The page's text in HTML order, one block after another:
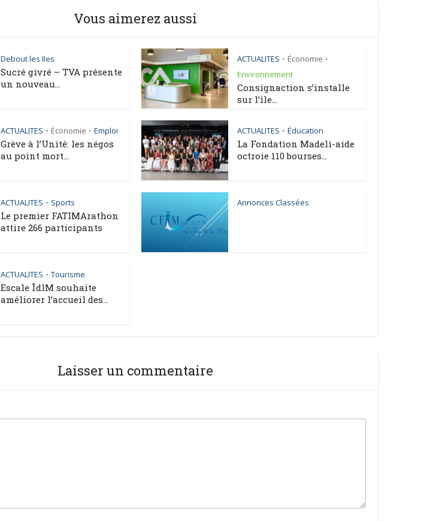
Vous aimerez aussi
Debout les Iles
Sucré givré – TVA présente
un nouveau...
ACTUALITES • Économie •
Environnement
Consignaction s’installe
sur l’île...
ACTUALITES • Économie • Emploi
Grève à l’Unité: les négos
au point mort...
ACTUALITES • Éducation
La Fondation Madeli-aide
octroie 110 bourses...
ACTUALITES • Sports
Le premier FATIMArathon
attire 266 participants
Annonces Classées
ACTUALITES • Tourisme
Escale ÎdlM souhaite
améliorer l’accueil des...
Laisser un commentaire